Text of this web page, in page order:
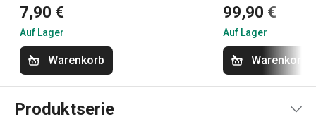
7,90 €
Auf Lager
Warenkorb
99,90 €
Auf Lager
Warenkorb
Produktserie